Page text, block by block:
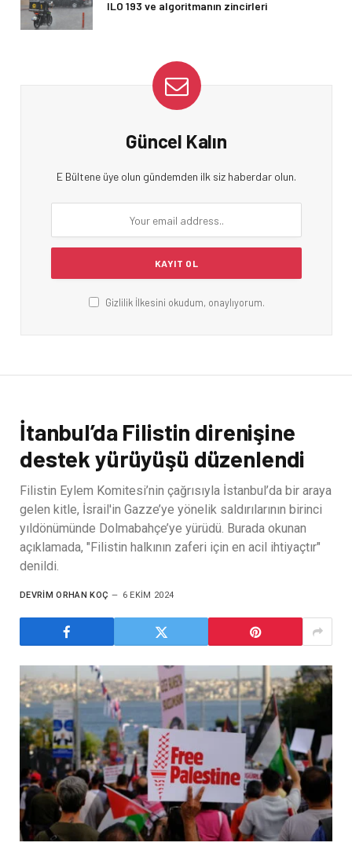
ILO 193 ve algoritmanın zincirleri
Güncel Kalın
E Bültene üye olun gündemden ilk siz haberdar olun.
Gizlilik İlkesini okudum, onaylıyorum.
İtanbul’da Filistin direnişine
destek yürüyüşü düzenlendi
Filistin Eylem Komitesi’nin çağrısıyla İstanbul’da bir araya
gelen kitle, İsrail'in Gazze’ye yönelik saldırılarının birinci
yıldönümünde Dolmabahçe’ye yürüdü. Burada okunan
açıklamada, "Filistin halkının zaferi için en acil ihtiyaçtır"
denildi.
DEVRIM ORHAN KOÇ 6 EKIM 2024